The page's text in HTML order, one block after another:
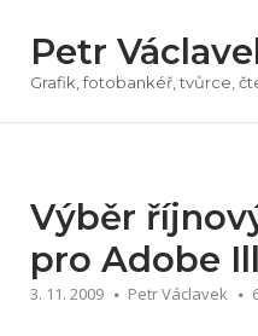
obsah
Petr
Grafik, fotobankéř, tvůrce,
Výběr
pro Adobe
3. 11. 2009 Petr Václavek